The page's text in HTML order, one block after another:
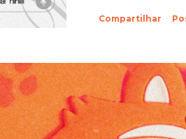
Aprendi que
sabia que
concreta da
Holambra: O
fazer a prova
Compartilhar